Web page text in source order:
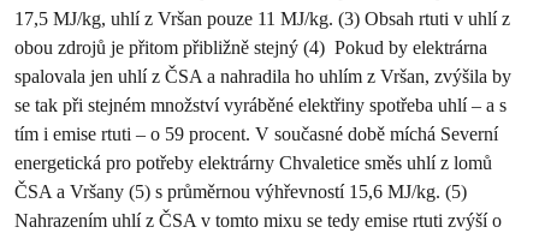
17,5 MJ/kg, uhlí z Vršan pouze 11 MJ/kg. (3) Obsah rtuti v uhlí z
obou zdrojů je přitom přibližně stejný (4) Pokud by elektrárna
spalovala jen uhlí z ČSA a nahradila ho uhlím z Vršan, zvýšila by
se tak při stejném množství vyráběné elektřiny spotřeba uhlí – a s
tím i emise rtuti – o 59 procent. V současné době míchá Severní
energetická pro potřeby elektrárny Chvaletice směs uhlí z lomů
ČSA a Vršany (5) s průměrnou výhřevností 15,6 MJ/kg. (5)
Nahrazením uhlí z ČSA v tomto mixu se tedy emise rtuti zvýší o